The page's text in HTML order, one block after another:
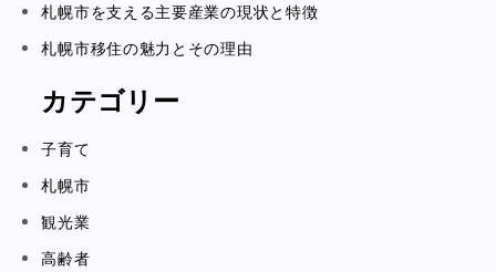
札幌市を支える主要産業の現状と特徴
札幌市移住の魅力とその理由
カテゴリー
子育て
札幌市
観光業
高齢者